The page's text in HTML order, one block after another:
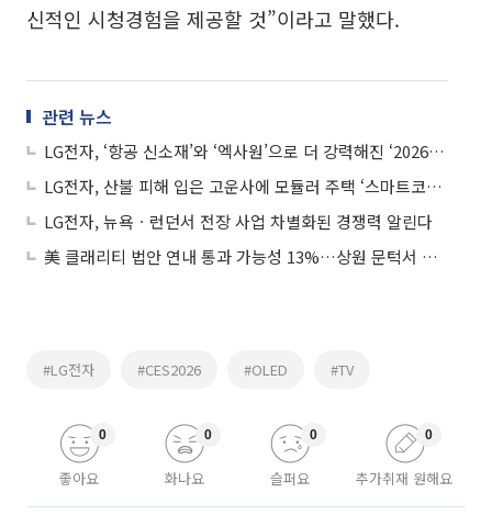
신적인 시청경험을 제공할 것”이라고 말했다.
관련 뉴스
LG전자, ‘항공 신소재’와 ‘엑사원’으로 더 강력해진 ‘2026년형 LG 그램’ 출시
LG전자, 산불 피해 입은 고운사에 모듈러 주택 ‘스마트코티지’ 기증
LG전자, 뉴욕ㆍ런던서 전장 사업 차별화된 경쟁력 알린다
美 클래리티 법안 연내 통과 가능성 13%…상원 문턱서 제동
#LG전자 #CES2026 #OLED #TV
좋아요
0
화나요
0
슬퍼요
0
추가취재 원해요
0